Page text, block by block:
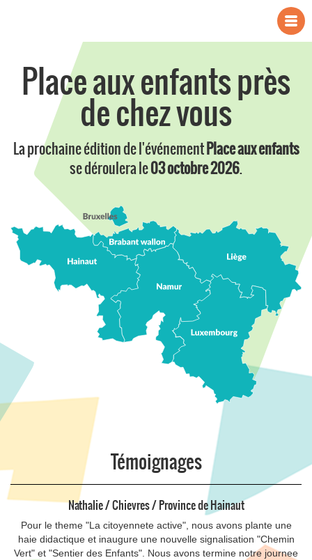
Place aux enfants près
de chez vous
La prochaine édition de l'événementPlace aux enfants
se déroulera le03 octobre 2026.
Témoignages
Nathalie / Chievres / Province de Hainaut
Pour le theme "La citoyennete active", nous avons plante une
haie didactique et inaugure une nouvelle signalisation "Chemin
Vert" et "Sentier des Enfants". Nous avons termine notre journee